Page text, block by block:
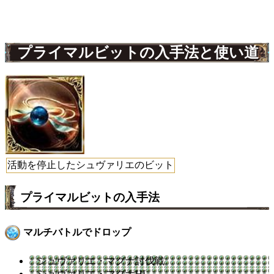
プライマルビットの入手法と使い道
活動を停止したシュヴァリエのビット
プライマルビットの入手法
マルチバトルでドロップ
シュヴァリエ・マグナ討伐戦